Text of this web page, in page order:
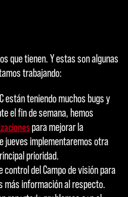
que tienen. Y estas son algunas
trabajando:
están teniendo muchos bugs y
el fin de semana, hemos
para mejorar la
jueves implementaremos otra
prioridad.
control del Campo de visión para
más información al respecto.